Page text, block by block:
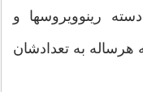
200 نوع) از دسته رینوویروسها و
هرساله به تعدادشان